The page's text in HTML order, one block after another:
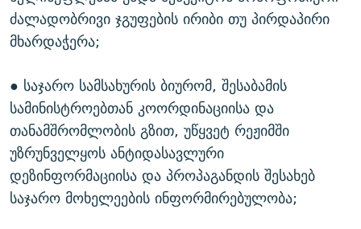
ძალადობრივი ჯგუფების ირიბი თუ პირდაპირი
მხარდაჭერა;
● საჯარო სამსახურის ბიურომ, შესაბამის
სამინისტროებთან კოორდინაციისა და
თანამშრომლობის გზით, უწყვეტ რეჟიმში
უზრუნველყოს ანტიდასავლური
დეზინფორმაციისა და პროპაგანდის შესახებ
საჯარო მოხელეების ინფორმირებულობა;